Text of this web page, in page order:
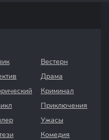
Вестерн
Драма
Криминал
Приключения
Ужасы
Комедия